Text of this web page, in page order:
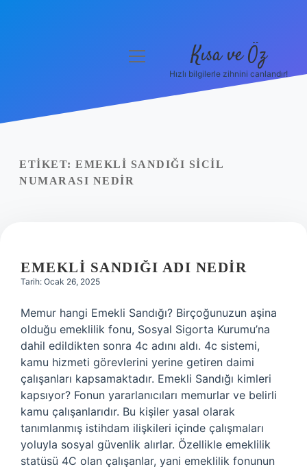
Yasal Uyarı
menüyü
Kısa ve Öz
Hızlı bilgilerle zihnini canlandır!
ETIKET: EMEKLI SANDIĞI SICIL
NUMARASI NEDIR
EMEKLI SANDIĞI ADI NEDIR
Tarih: Ocak 26, 2025
Memur hangi Emekli Sandığı? Birçoğunuzun aşina
olduğu emeklilik fonu, Sosyal Sigorta Kurumu’na
dahil edildikten sonra 4c adını aldı. 4c sistemi,
kamu hizmeti görevlerini yerine getiren daimi
çalışanları kapsamaktadır. Emekli Sandığı kimleri
kapsıyor? Fonun yararlanıcıları memurlar ve belirli
kamu çalışanlarıdır. Bu kişiler yasal olarak
tanımlanmış istihdam ilişkileri içinde çalışmaları
yoluyla sosyal güvenlik alırlar. Özellikle emeklilik
statüsü 4C olan çalışanlar, yani emeklilik fonunun